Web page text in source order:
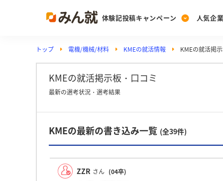
体験記投稿キャンペーン
Post
投稿する
人気企
Ranking
ランキングを見る
Vote
投票する
PickUp
注目の企業特集
動画で知ろう！業界
トップ 電機/機械/材料 KMEの就活情報 KMEの就活掲
KMEの就活掲示板・口コミ
最新の選考状況・選考結果
KMEの最新の書き込み一覧 (全39件)
ZZR さん (04卒)